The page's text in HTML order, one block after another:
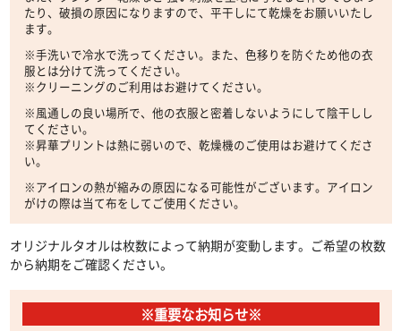
たり、破損の原因になりますので、平干しにて乾燥をお願いいたし
ます。
※手洗いで冷水で洗ってください。また、色移りを防ぐため他の衣
服とは分けて洗ってください。
※クリーニングのご利用はお避けてください。
※風通しの良い場所で、他の衣服と密着しないようにして陰干しし
てください。
※昇華プリントは熱に弱いので、乾燥機のご使用はお避けてくださ
い。
※アイロンの熱が縮みの原因になる可能性がございます。アイロン
がけの際は当て布をしてご使用ください。
オリジナルタオルは枚数によって納期が変動します。ご希望の枚数
から納期をご確認ください。
※重要なお知らせ※